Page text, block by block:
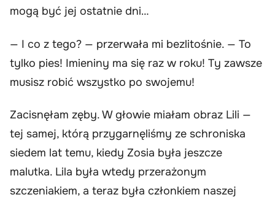
mogą być jej ostatnie dni…
— I co z tego? — przerwała mi bezlitośnie. — To
tylko pies! Imieniny ma się raz w roku! Ty zawsze
musisz robić wszystko po swojemu!
Zacisnęłam zęby. W głowie miałam obraz Lili —
tej samej, którą przygarnęliśmy ze schroniska
siedem lat temu, kiedy Zosia była jeszcze
malutka. Lila była wtedy przerażonym
szczeniakiem, a teraz była członkiem naszej